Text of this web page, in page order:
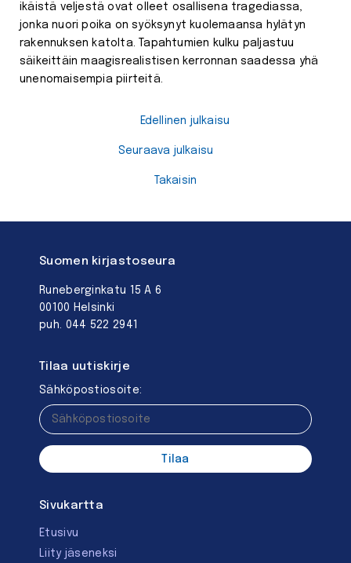
ikäistä veljestä ovat olleet osallisena tragediassa,
jonka nuori poika on syöksynyt kuolemaansa hylätyn
rakennuksen katolta. Tapahtumien kulku paljastuu
säikeittäin maagisrealistisen kerronnan saadessa yhä
unenomaisempia piirteitä.
Edellinen julkaisu
Takaisin
Seuraava julkaisu
Suomen kirjastoseura
Runeberginkatu 15 A 6
00100 Helsinki
puh. 044 522 2941
Tilaa uutiskirje
Sähköpostiosoite:
Sivukartta
Etusivu
Liity jäseneksi